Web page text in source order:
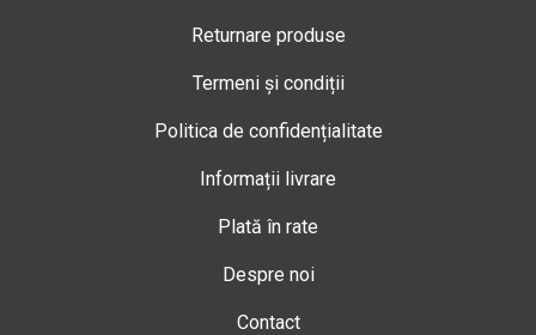
Returnare produse
Termeni și condiții
Politica de confidențialitate
Informații livrare
Plată în rate
Despre noi
Contact